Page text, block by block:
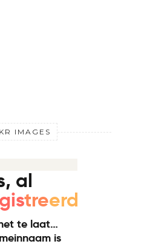
IMAGES